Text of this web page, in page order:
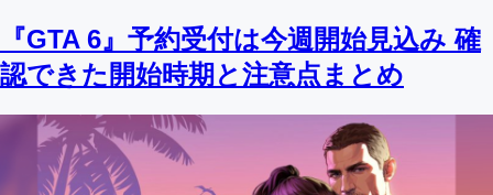
『GTA 6』予約受付は今週開始見込み 確
認できた開始時期と注意点まとめ